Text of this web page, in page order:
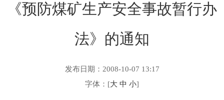
《预防煤矿生产安全事故暂行办
法》的通知
发布日期：2008-10-07 13:17
字体：[大 中 小]